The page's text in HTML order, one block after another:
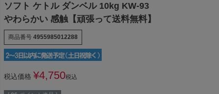
ソフト ケトル ダンベル 10kg KW-93
やわらかい 感触【頑張って送料無料】
商品番号 4955985012288
税込価格 ¥4,750税込